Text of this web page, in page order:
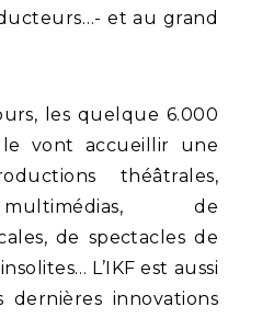
et au grand
les quelque 6.000
vont accueillir une
théâtrales,
de
de spectacles de
L’IKF est aussi
dernières innovations